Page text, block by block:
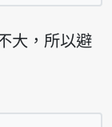
大，所以避